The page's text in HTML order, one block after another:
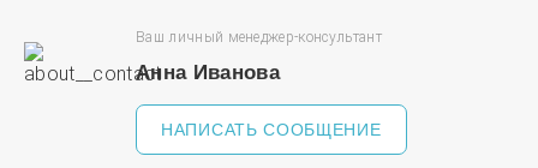
Ваш личный менеджер-консультант
Анна Иванова
НАПИСАТЬ СООБЩЕНИЕ